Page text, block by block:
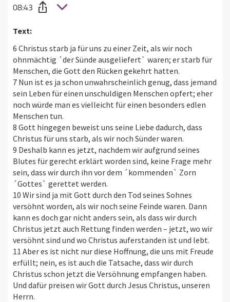
08:43
Text:
6 Christus starb ja für uns zu einer Zeit, als wir noch
ohnmächtig ´der Sünde ausgeliefert` waren; er starb für
Menschen, die Gott den Rücken gekehrt hatten.
7 Nun ist es ja schon unwahrscheinlich genug, dass jemand
sein Leben für einen unschuldigen Menschen opfert; eher
noch würde man es vielleicht für einen besonders edlen
Menschen tun.
8 Gott hingegen beweist uns seine Liebe dadurch, dass
Christus für uns starb, als wir noch Sünder waren.
9 Deshalb kann es jetzt, nachdem wir aufgrund seines
Blutes für gerecht erklärt worden sind, keine Frage mehr
sein, dass wir durch ihn vor dem ´kommenden` Zorn
´Gottes` gerettet werden.
10 Wir sind ja mit Gott durch den Tod seines Sohnes
versöhnt worden, als wir noch seine Feinde waren. Dann
kann es doch gar nicht anders sein, als dass wir durch
Christus jetzt auch Rettung finden werden – jetzt, wo wir
versöhnt sind und wo Christus auferstanden ist und lebt.
11 Aber es ist nicht nur diese Hoffnung, die uns mit Freude
erfüllt; nein, es ist auch die Tatsache, dass wir durch
Christus schon jetzt die Versöhnung empfangen haben.
Und dafür preisen wir Gott durch Jesus Christus, unseren
Herrn.